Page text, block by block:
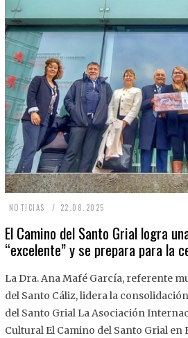
NOTICIAS 22.08.2025
.
8
2
El Camino del Santo Grial logra
“excelente” y se prepara para la
La Dra. Ana Mafé García, referente
del Santo Cáliz, lidera la
del Santo Grial La Asociación
Cultural El Camino del Santo Grial en